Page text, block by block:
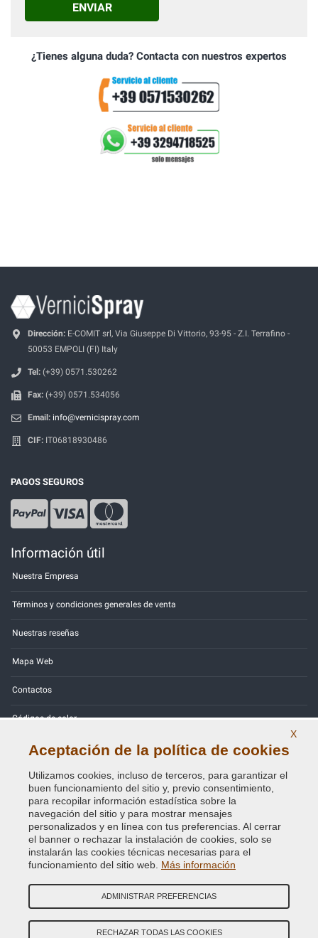
ENVIAR
¿Tienes alguna duda? Contacta con nuestros expertos
Dirección: E-COMIT srl, Via Giuseppe Di Vittorio, 93-95 - Z.I. Terrafino -
50053 EMPOLI (FI) Italy
Tel: (+39) 0571.530262
Fax: (+39) 0571.534056
Email: info@vernicispray.com
CIF: IT06818930486
PAGOS SEGUROS
Información útil
Nuestra Empresa
Términos y condiciones generales de venta
Nuestras reseñas
Mapa Web
Contactos
Códigos de color
Política de Privacidad - RGPD
Copyright © 2014 - 2026. All Rights Reserved.
Visitantes En Línea: 392
Credits: E-COMIT
SÍguenos en nuestras redes sociales
X
Aceptación de la política de cookies
Utilizamos cookies, incluso de terceros, para garantizar el
buen funcionamiento del sitio y, previo consentimiento,
para recopilar información estadística sobre la
navegación del sitio y para mostrar mensajes
personalizados y en línea con tus preferencias. Al cerrar
el banner o rechazar la instalación de cookies, solo se
instalarán las cookies técnicas necesarias para el
funcionamiento del sitio web. Más información
ADMINISTRAR PREFERENCIAS
RECHAZAR TODAS LAS COOKIES